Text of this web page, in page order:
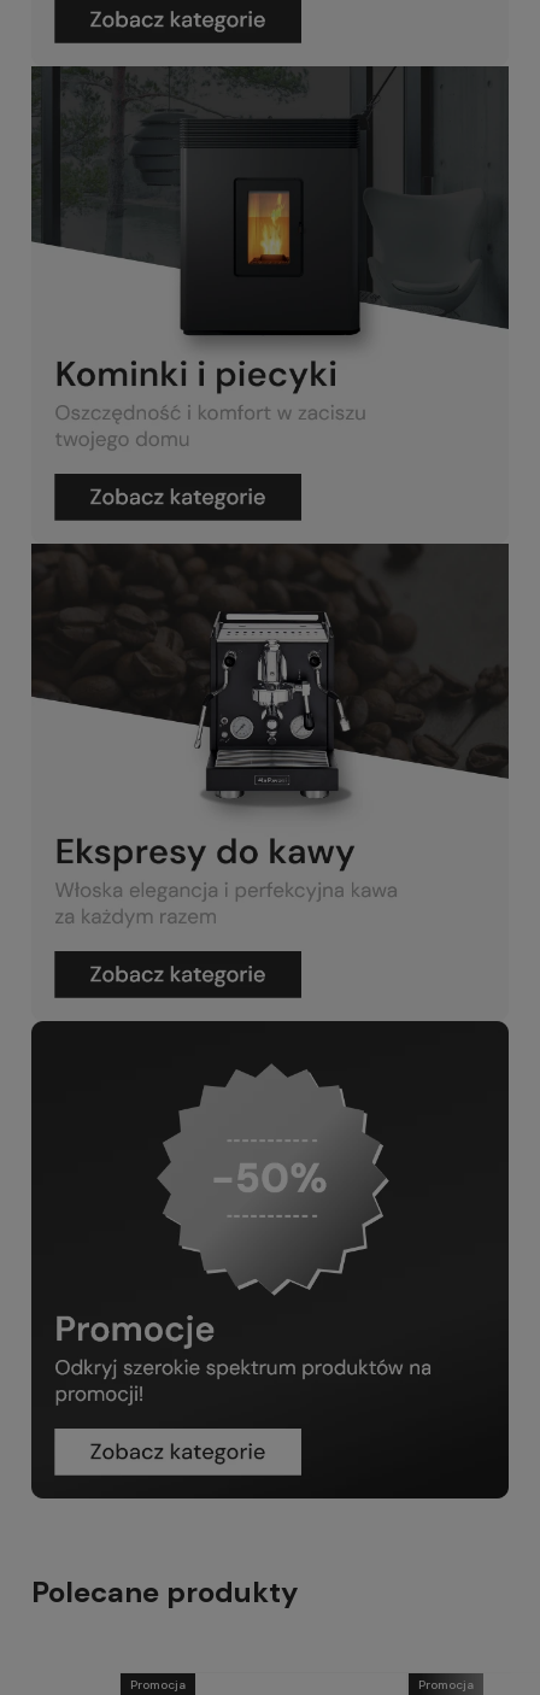
Polecane produkty
Promocja Promocja